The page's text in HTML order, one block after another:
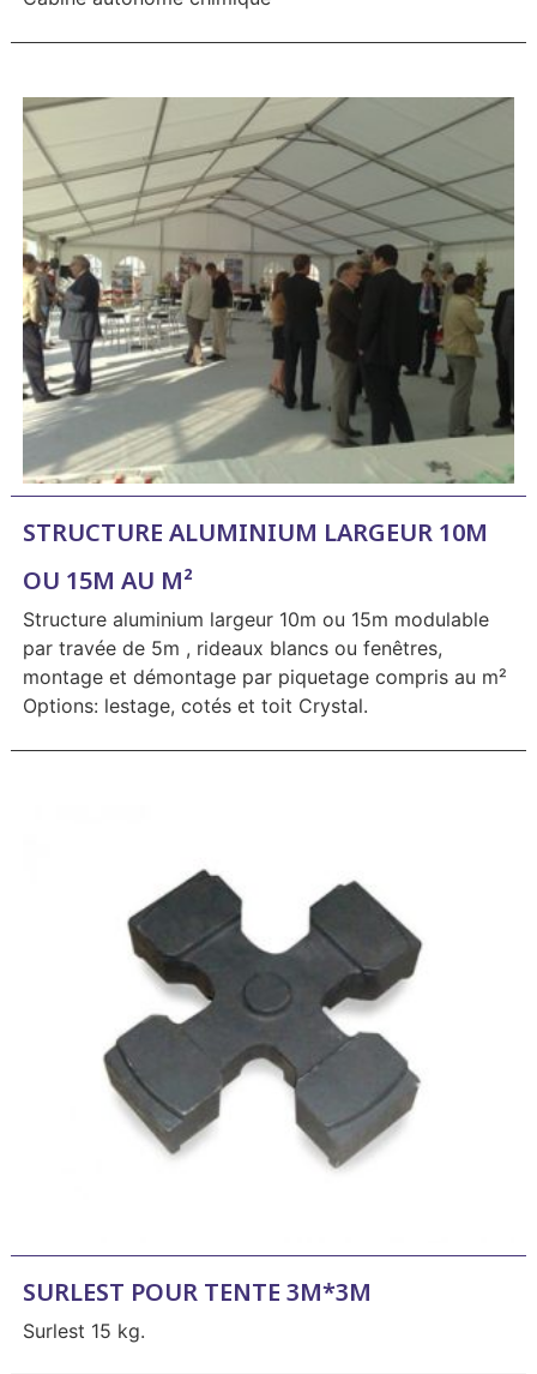
STRUCTURE ALUMINIUM LARGEUR 10M
OU 15M AU M²
Structure aluminium largeur 10m ou 15m modulable
par travée de 5m , rideaux blancs ou fenêtres,
montage et démontage par piquetage compris au m²
Options: lestage, cotés et toit Crystal.
SURLEST POUR TENTE 3M*3M
Surlest 15 kg.